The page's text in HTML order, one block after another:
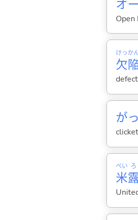
オ
Open
欠
けっか
が
米
べい ろ